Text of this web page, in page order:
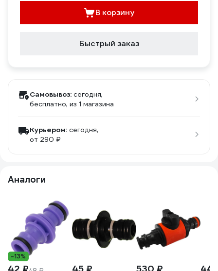
В корзину
Быстрый заказ
Самовывоз: сегодня,
бесплатно, из 1 магазина
Курьером: сегодня,
от 290 ₽
Аналоги
-13%